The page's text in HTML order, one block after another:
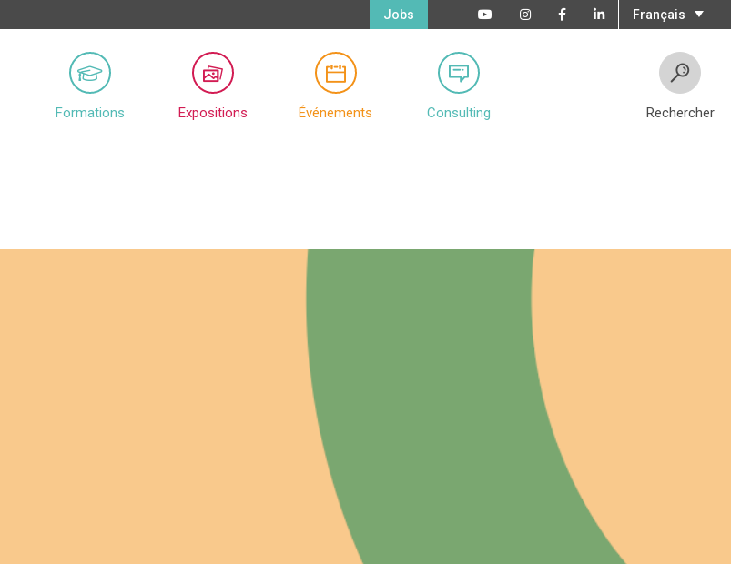
Français
Jobs
Formations Expositions Événements Consulting Rechercher